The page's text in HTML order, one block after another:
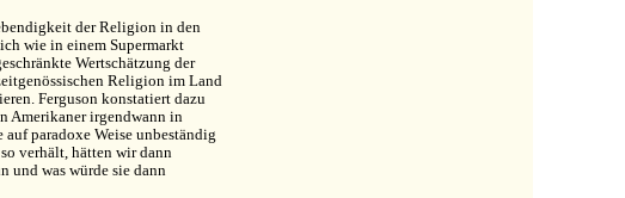
der Religion in den
wie in einem Supermarkt
Wertschätzung der
Religion im Land
Ferguson konstatiert dazu
Amerikaner irgendwann in
paradoxe Weise unbeständig
verhält, hätten wir dann
und was würde sie dann